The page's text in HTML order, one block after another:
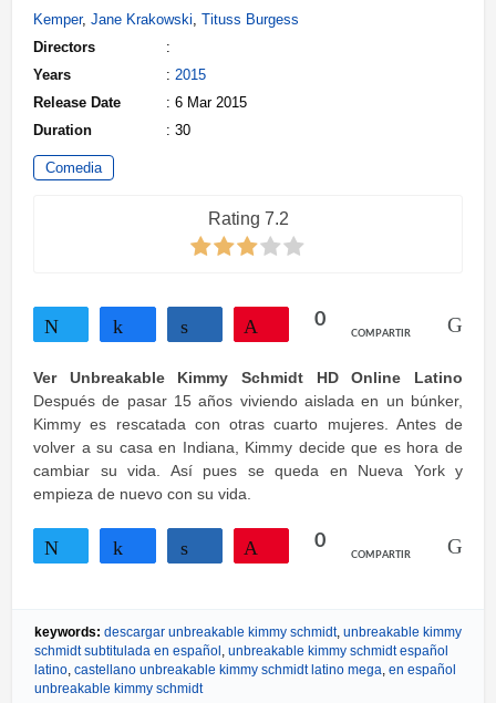
Kemper, Jane Krakowski, Tituss Burgess
Directors
:
Years
: 2015
Release Date
: 6 Mar 2015
Duration
: 30
Comedia
Rating 7.2
0
COMPARTIR
Ver Unbreakable Kimmy Schmidt HD Online Latino
Después de pasar 15 años viviendo aislada en un búnker,
Kimmy es rescatada con otras cuarto mujeres. Antes de
volver a su casa en Indiana, Kimmy decide que es hora de
cambiar su vida. Así pues se queda en Nueva York y
empieza de nuevo con su vida.
0
COMPARTIR
keywords: descargar unbreakable kimmy schmidt, unbreakable kimmy
schmidt subtitulada en español , unbreakable kimmy schmidt español
latino, castellano unbreakable kimmy schmidt latino mega, en español
unbreakable kimmy schmidt